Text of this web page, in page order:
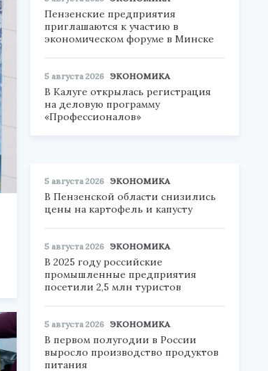
Пензенские предприятия
приглашаются к участию в
экономическом форуме в Минске
5 августа 2026 ЭКОНОМИКА
В Калуге открылась регистрация
на деловую программу
«Профессионалов»
5 августа 2026 ЭКОНОМИКА
В Пензенской области снизились
цены на картофель и капусту
5 августа 2026 ЭКОНОМИКА
В 2025 году российские
промышленные предприятия
посетили 2,5 млн туристов
5 августа 2026 ЭКОНОМИКА
В первом полугодии в России
выросло производство продуктов
питания